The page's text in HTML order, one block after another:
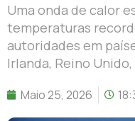
Uma onda de calor
temperaturas
autoridades em
Irlanda, Reino
Maio 25, 2026